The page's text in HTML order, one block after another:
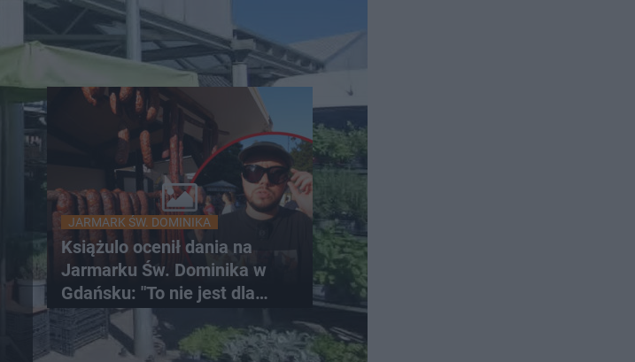
JARMARK ŚW. DOMINIKA
Książulo ocenił dania na
Jarmarku Św. Dominika w
Gdańsku: "To nie jest dla
Polaka"